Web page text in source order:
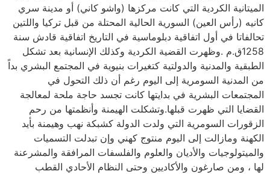
الميتانية الكردية التي كانت مركزها (واشو كاني) أو مدينة سري
كانيه (رأس العين) السورية الحالية المحتلة من قبل تركيا واللتين
تحالفاتا في أول اتفاقية دبلوماسية في التاريخ اتفاقية قادش سنة
1258ق.م .وظهرت القضية الكردية وكذلك الإنسانية بعد تشكل
الطبقية والمدنية والدولتية كتغيرات بنيوية في المجتمع البشري بداً
من المدنية السومرية إلى اليوم رغم أن ذلك التحول في
المجتمعات البشرية في بدايتها كانت تجسد حاجة ملحة لمعالجة
القضايا التي ظهرت قبلها.وتشكلت الهيمنة وأنظمتها من رحم
الزقورات السومرية التي ولدت الدولة كشبكة نهب وهيمنة بأيد
الكهنة ومازالت إلى اليوم منتوج كهني وإن تبدلت التسميات
والميتولوجيات والأديان والعلوم والفلسفات المرافقة والمشرعنة
لها ، ومن صارغون والأكاديين وحتى النظام الأحادي القطب